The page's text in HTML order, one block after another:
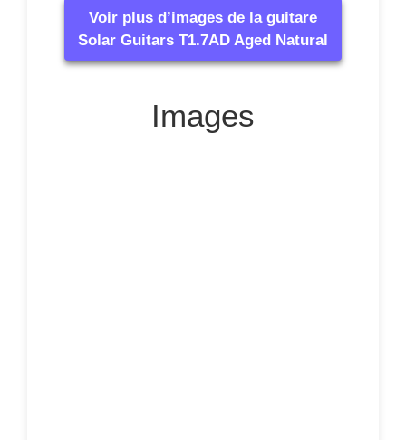
Voir plus d’images de la guitare
Solar Guitars T1.7AD Aged Natural
Images